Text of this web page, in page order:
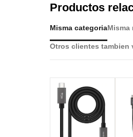
Productos
Misma categoriaMisma
Otros clientes tambien